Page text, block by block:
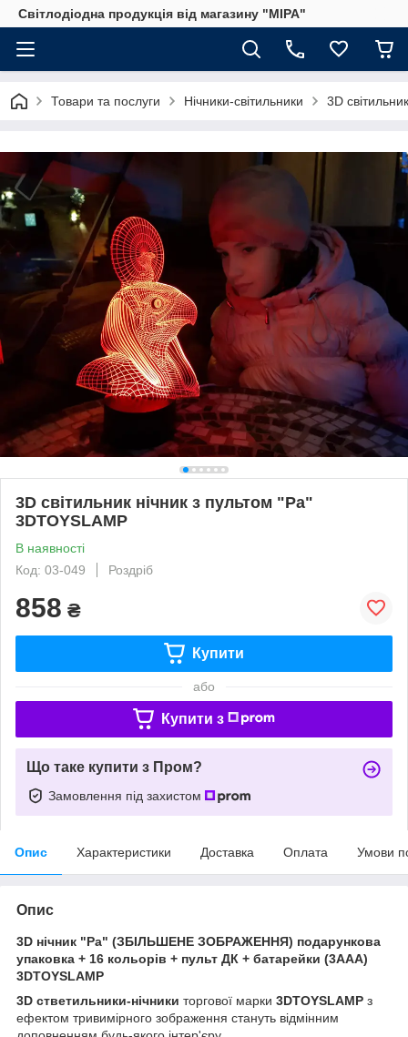
Світлодіодна продукція від магазину "МІРА"
Товари та послуги Нічники-світильники 3D
3D світильник нічник з пультом "Ра"
3DTOYSLAMP
В наявності
Код: 03-049
Роздріб
858 ₴
Купити
або
Купити з
Що таке купити з Пром?
Замовлення під захистом
Опис Характеристики Доставка Оплата Умови
Опис
3D нічник "Ра" (ЗБІЛЬШЕНЕ ЗОБРАЖЕННЯ) подарункова
упаковка + 16 кольорів + пульт ДК + батарейки (3ААА)
3DTOYSLAMP
3D стветильники-нічники торгової марки 3DTOYSLAMP з
ефектом тривимірного зображення стануть відмінним